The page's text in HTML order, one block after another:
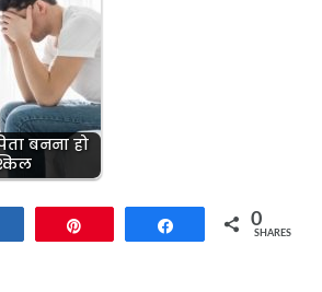
बनना हो
Share 0
SHARES